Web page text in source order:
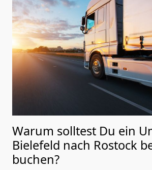
Warum solltest Du ein
Bielefeld nach Rostock
buchen?